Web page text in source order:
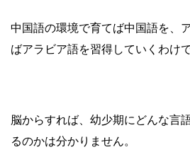
中国語の環境で育てば中国語を、
ばアラビア語を習得していくわけで
脳からすれば、幼少期にどんな言
るのかは分かりません。